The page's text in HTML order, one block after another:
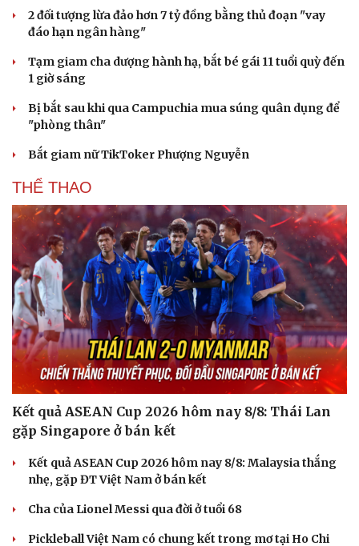
Văn hóa
Sân khấu - Điện ảnh
Âm nhạc
Di sản
Giải trí
Sao Việt
2 đối tượng lừa đảo hơn 7 tỷ đồng bằng thủ đoạn "vay
đáo hạn ngân hàng"
Tạm giam cha dượng hành hạ, bắt bé gái 11 tuổi quỳ đến
1 giờ sáng
Bị bắt sau khi qua Campuchia mua súng quân dụng để
"phòng thân"
Bắt giam nữ TikToker Phượng Nguyễn
THỂ THAO
Kết quả ASEAN Cup 2026 hôm nay 8/8: Thái Lan
gặp Singapore ở bán kết
Kết quả ASEAN Cup 2026 hôm nay 8/8: Malaysia thắng
nhẹ, gặp ĐT Việt Nam ở bán kết
Cha của Lionel Messi qua đời ở tuổi 68
Pickleball Việt Nam có chung kết trong mơ tại Ho Chi